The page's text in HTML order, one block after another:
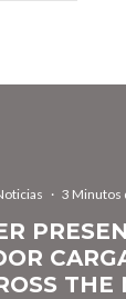
· 3 Minutos
THE